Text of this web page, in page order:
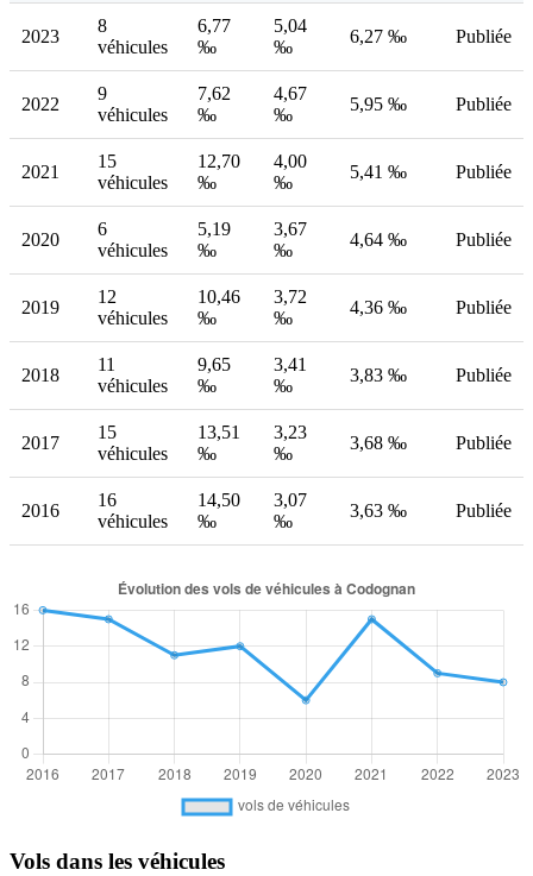
2023
8
véhicules
6,77
‰
5,04
‰
6,27 ‰ Publiée
2022
9
véhicules
7,62
‰
4,67
‰
5,95 ‰ Publiée
2021
15
véhicules
12,70
‰
4,00
‰
5,41 ‰ Publiée
2020
6
véhicules
5,19
‰
3,67
‰
4,64 ‰ Publiée
2019
12
véhicules
10,46
‰
3,72
‰
4,36 ‰ Publiée
2018
11
véhicules
9,65
‰
3,41
‰
3,83 ‰ Publiée
2017
15
véhicules
13,51
‰
3,23
‰
3,68 ‰ Publiée
2016
16
véhicules
14,50
‰
3,07
‰
3,63 ‰ Publiée
Vols dans les véhicules